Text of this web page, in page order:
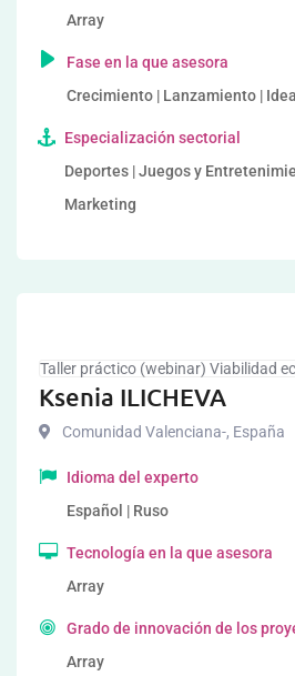
Array
Fase en la que asesora
Crecimiento | Lanzamiento |
Especialización sectorial
Deportes | Juegos y
Marketing
Taller práctico (webinar) Viabilidad
Ksenia ILICHEVA
Comunidad Valenciana-, España
Idioma del experto
Español | Ruso
Tecnología en la que asesora
Array
Grado de innovación de los
Array